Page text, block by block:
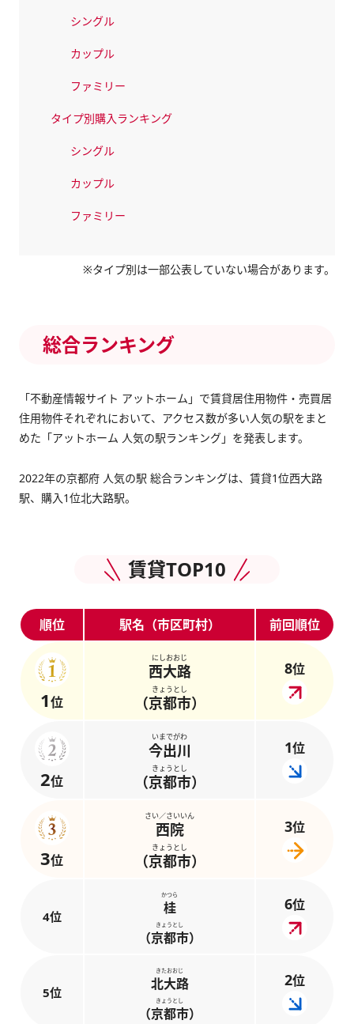
シングル
カップル
ファミリー
タイプ別購入ランキング
シングル
カップル
ファミリー
※タイプ別は一部公表していない場合があります。
総合ランキング
「不動産情報サイト アットホーム」で賃貸居住用物件・売買居
住用物件それぞれにおいて、アクセス数が多い人気の駅をまと
めた「アットホーム 人気の駅ランキング」を発表します。
2022年の京都府 人気の駅 総合ランキングは、賃貸1位西大路
駅、購入1位北大路駅。
賃貸TOP10
順位 駅名（市区町村） 前回順位
1位
にしおおじ
西大路
きょうとし
（京都市）
8位
2位
いまでがわ
今出川
きょうとし
（京都市）
1位
3位
さい／さいいん
西院
きょうとし
（京都市）
3位
4位
かつら
桂
きょうとし
（京都市）
6位
5位
きたおおじ
北大路
きょうとし
（京都市）
2位